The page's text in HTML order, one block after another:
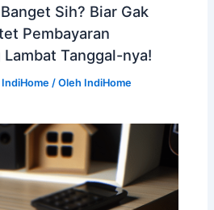
Sih? Biar Gak
Pembayaran
Tanggal-nya!
IndiHome / Oleh IndiHome